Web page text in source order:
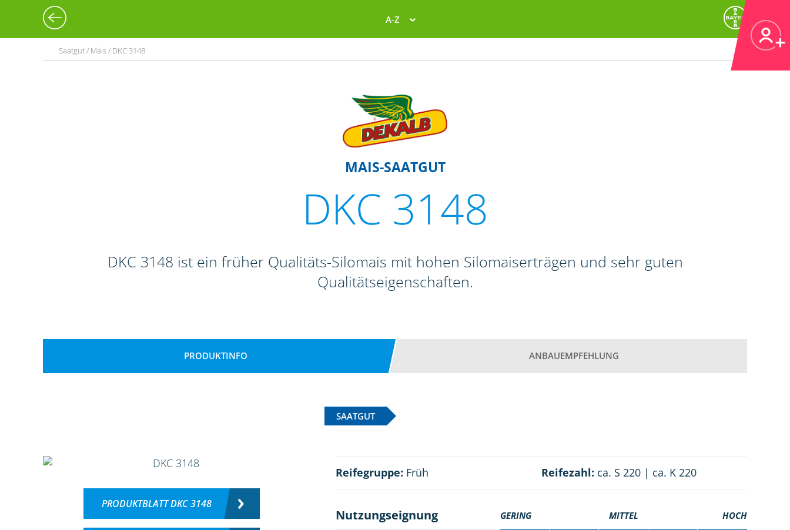
A-Z
Saatgut / Mais / DKC 3148
MAIS-SAATGUT
DKC 3148
DKC 3148 ist ein früher Qualitäts-Silomais mit hohen Silomaiserträgen und sehr guten
Qualitätseigenschaften.
PRODUKTINFO ANBAUEMPFEHLUNG
SAATGUT
PRODUKTBLATT DKC 3148
Reifegruppe: Früh Reifezahl: ca. S 220 | ca. K 220
Nutzungseignung GERING MITTEL HOCH